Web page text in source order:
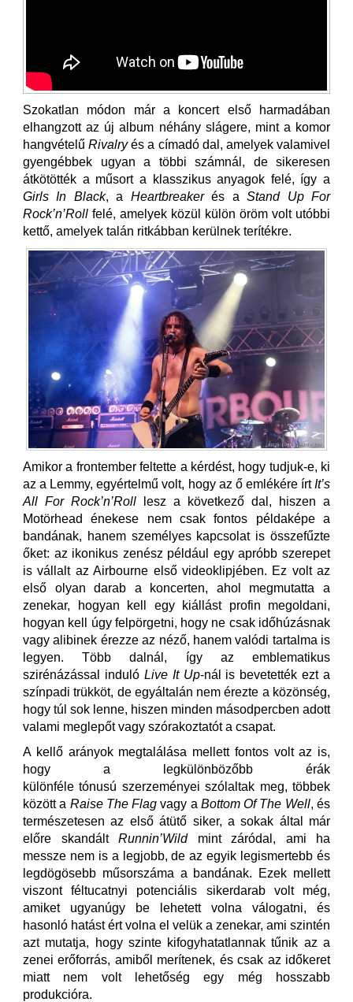
Szokatlan módon már a koncert első harmadában
elhangzott az új album néhány slágere, mint a komor
hangvételűRivalryés a címadó dal, amelyek valamivel
gyengébbek ugyan a többi számnál, de sikeresen
átkötötték a műsort a klasszikus anyagok felé, így a
Girls In Black, a Heartbreakerés aStand Up For
Rock’n’Roll felé, amelyek közül külön öröm volt utóbbi
kettő, amelyek talán ritkábban kerülnek terítékre.
Amikor a frontember feltette a kérdést, hogy tudjuk-e, ki
az a Lemmy, egyértelmű volt, hogy az ő emlékére írtIt’s
All For Rock’n’Roll lesz a következő dal, hiszen a
Motörhead énekese nem csak fontos példaképe a
bandának, hanem személyes kapcsolat is összefűzte
őket: az ikonikus zenész például egy apróbb szerepet
is vállalt az Airbourne első videoklipjében. Ez volt az
első olyan darab a koncerten, ahol megmutatta a
zenekar, hogyan kell egy kiállást profin megoldani,
hogyan kell úgy felpörgetni, hogy ne csak időhúzásnak
vagy alibinek érezze az néző, hanem valódi tartalma is
legyen. Több dalnál, így az emblematikus
szirénázással induló Live It Up-nál is bevetették ezt a
színpadi trükköt, de egyáltalán nem érezte a közönség,
hogy túl sok lenne, hiszen minden másodpercben adott
valami meglepőt vagy szórakoztatót a csapat.
A kellő arányok megtalálása mellett fontos volt az is,
hogy a legkülönbözőbb érák
különféle tónusú szerzeményei szólaltak meg, többek
között a Raise The Flag vagy a Bottom Of The Well, és
természetesen az első átütő siker, a sokak által már
előre skandált Runnin’Wildmint záródal, ami ha
messze nem is a legjobb, de az egyik legismertebb és
legdögösebb műsorszáma a bandának. Ezek mellett
viszont féltucatnyi potenciális sikerdarab volt még,
amiket ugyanúgy be lehetett volna válogatni, és
hasonló hatást ért volna el velük a zenekar, ami szintén
azt mutatja, hogy szinte kifogyhatatlannak tűnik az a
zenei erőforrás, amiből merítenek, és csak az időkeret
miatt nem volt lehetőség egy még hosszabb
produkcióra.